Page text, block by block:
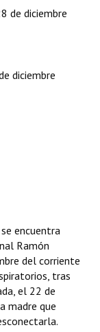
de diciembre
diciembre
encuentra
Ramón
del corriente
tras
el 22 de
madre que